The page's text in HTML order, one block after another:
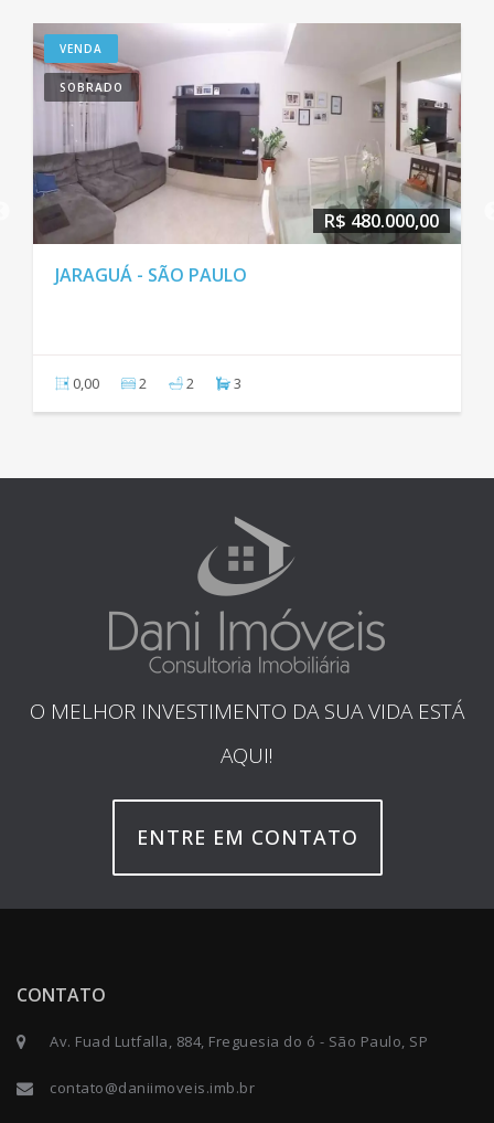
VENDA
SOBRADO
R$ 480.000,00
JARAGUÁ - SÃO PAULO
0,00 2 2 3
O MELHOR INVESTIMENTO DA SUA VIDA ESTÁ
AQUI!
ENTRE EM CONTATO
CONTATO
Av. Fuad Lutfalla, 884, Freguesia do ó - São Paulo, SP
contato@daniimoveis.imb.br